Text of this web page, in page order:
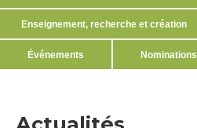
Enseignement, recherche et création
Événements Nominations